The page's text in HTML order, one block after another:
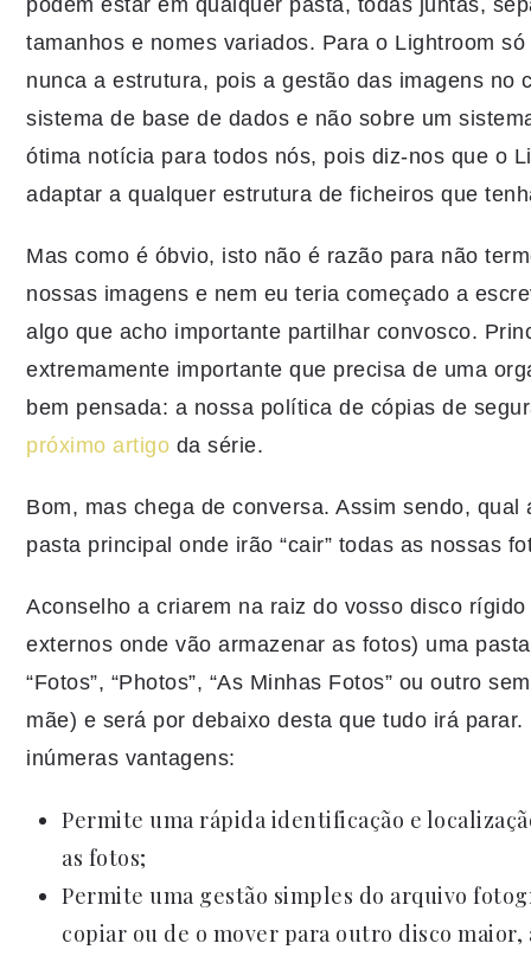
podem estar em qualquer pasta, todas juntas,
tamanhos e nomes variados. Para o Lightroom
nunca a estrutura, pois a gestão das imagens no
sistema de base de dados e não sobre um
ótima notícia para todos nós, pois diz-nos que o
adaptar a qualquer estrutura de ficheiros que
Mas como é óbvio, isto não é razão para não
nossas imagens e nem eu teria começado a
algo que acho importante partilhar convosco.
extremamente importante que precisa de uma
bem pensada: a nossa política de cópias de
próximo artigo da série.
Bom, mas chega de conversa. Assim sendo,
pasta principal onde irão “cair” todas as nossas
Aconselho a criarem na raiz do vosso disco
externos onde vão armazenar as fotos) uma
“Fotos”, “Photos”, “As Minhas Fotos” ou outro
mãe) e será por debaixo desta que tudo irá
inúmeras vantagens:
Permite uma rápida identificação e
as fotos;
Permite uma gestão simples do arquivo
copiar ou de o mover para outro disco